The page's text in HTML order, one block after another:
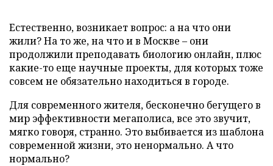
Естественно, возникает вопрос: а на что они
жили? На то же, на что и в Москве – они
продолжили преподавать биологию онлайн, плюс
какие-то еще научные проекты, для которых тоже
совсем не обязательно находиться в городе.
Для современного жителя, бесконечно бегущего в
мир эффективности мегаполиса, все это звучит,
мягко говоря, странно. Это выбивается из шаблона
современной жизни, это ненормально. А что
нормально?